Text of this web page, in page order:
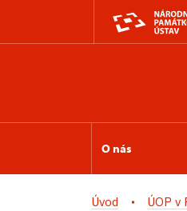
O nás
Úvod ÚOP v